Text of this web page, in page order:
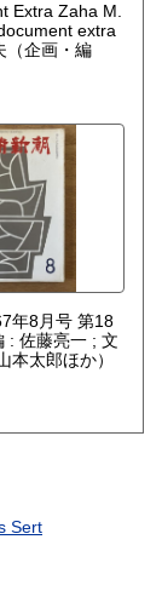
Extra Zaha M.
extra
（企画・編
年8月号 第18
: 佐藤亮一 ; 文
本太郎ほか）
Sert